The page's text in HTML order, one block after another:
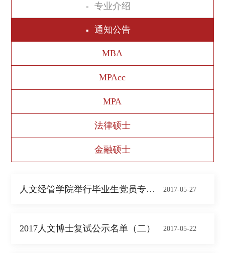
专业介绍
通知公告
MBA
MPAcc
MPA
法律硕士
金融硕士
人文经管学院举行毕业生党员专题教育活动 2017-05-27
2017人文博士复试公示名单（二） 2017-05-22